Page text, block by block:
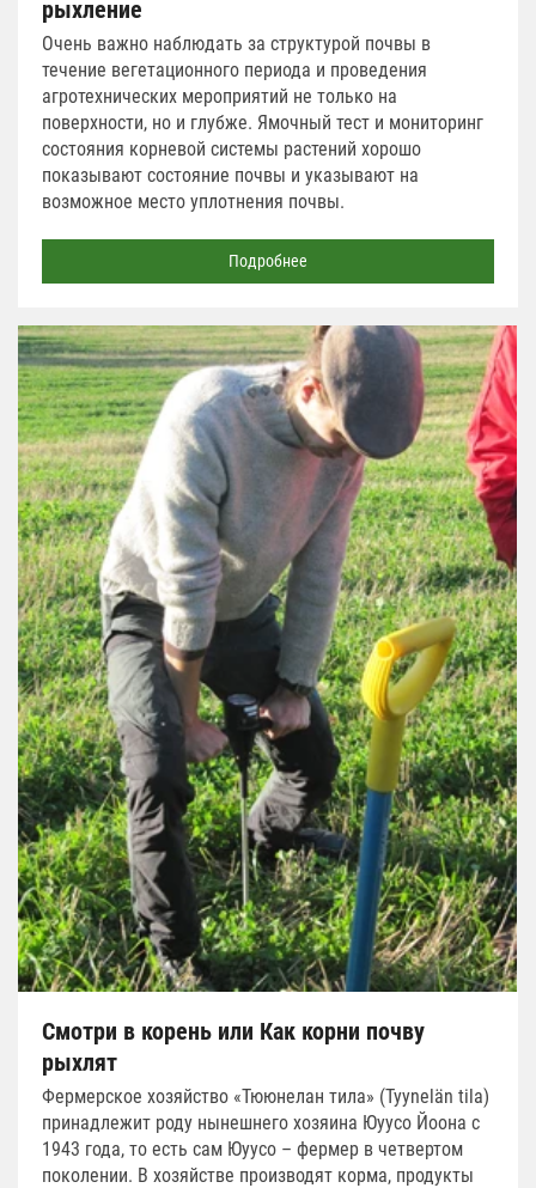
рыхление
Очень важно наблюдать за структурой почвы в
течение вегетационного периода и проведения
агротехнических мероприятий не только на
поверхности, но и глубже. Ямочный тест и мониторинг
состояния корневой системы растений хорошо
показывают состояние почвы и указывают на
возможное место уплотнения почвы.
Подробнее
Смотри в корень или Как корни почву
рыхлят
Фермерское хозяйство «Тююнелан тила» (Tyynelän tila)
принадлежит роду нынешнего хозяина Юуусо Йоона с
1943 года, то есть сам Юуусо – фермер в четвертом
поколении. В хозяйстве производят корма, продукты